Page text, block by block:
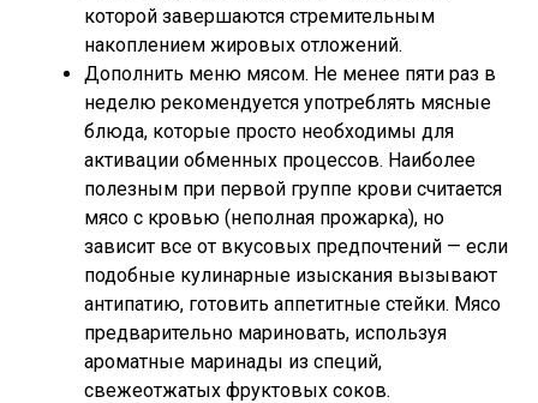
которой завершаются стремительным
накоплением жировых отложений.
Дополнить меню мясом. Не менее пяти раз в
неделю рекомендуется употреблять мясные
блюда, которые просто необходимы для
активации обменных процессов. Наиболее
полезным при первой группе крови считается
мясо с кровью (неполная прожарка), но
зависит все от вкусовых предпочтений — если
подобные кулинарные изыскания вызывают
антипатию, готовить аппетитные стейки. Мясо
предварительно мариновать, используя
ароматные маринады из специй,
свежеотжатых фруктовых соков.